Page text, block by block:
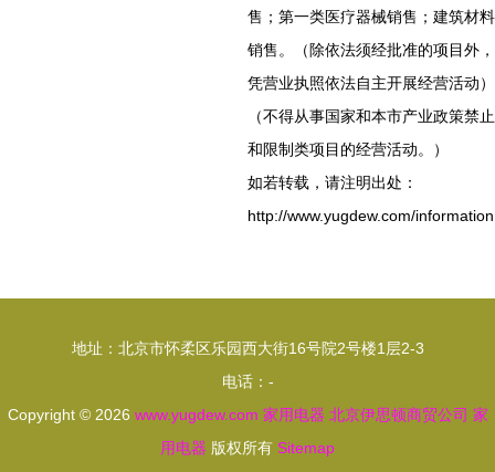
售；第一类医疗器械销售；建筑材料
销售。（除依法须经批准的项目外，
凭营业执照依法自主开展经营活动）
（不得从事国家和本市产业政策禁止
和限制类项目的经营活动。）
如若转载，请注明出处：
http://www.yugdew.com/
地址：北京市怀柔区乐园西大街16号院2号楼1层2-3
电话：-
Copyright © 2026 www.yugdew.com 家用电器 北京伊思顿商贸公司 家
用电器 版权所有 Sitemap